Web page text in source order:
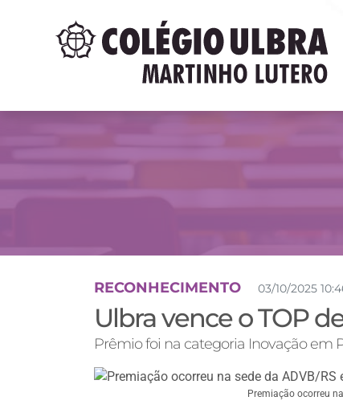
RECONHECIMENTO 03/10/2025
Ulbra vence o TOP
Prêmio foi na categoria Inovação em
Premiação ocorreu